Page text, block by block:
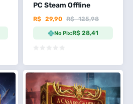
PC Steam Offline
R$ 125,98
R$ 29,90
No Pix:R$ 28,41